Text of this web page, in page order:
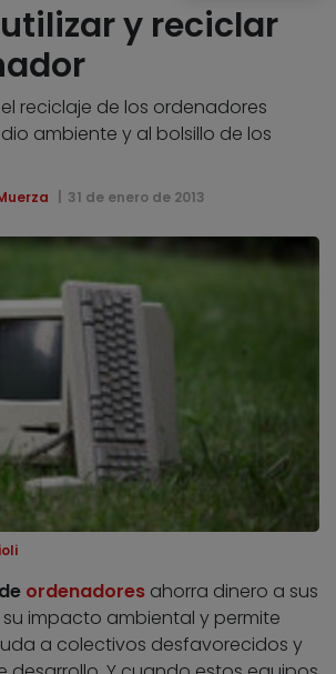
y reciclar
reciclaje de los ordenadores
ambiente y al bolsillo de los
31 de enero de 2013
ordenadores ahorra dinero a sus
impacto ambiental y permite
a colectivos desfavorecidos y